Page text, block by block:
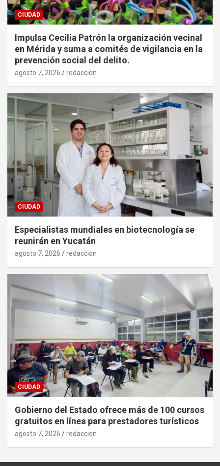
CIUDAD
Impulsa Cecilia Patrón la organización vecinal
en Mérida y suma a comités de vigilancia en la
prevención social del delito.
agosto 7, 2026 redaccion
CIUDAD
Especialistas mundiales en biotecnología se
reunirán en Yucatán
agosto 7, 2026 redaccion
CIUDAD
Gobierno del Estado ofrece más de 100 cursos
gratuitos en línea para prestadores turísticos
agosto 7, 2026 redaccion